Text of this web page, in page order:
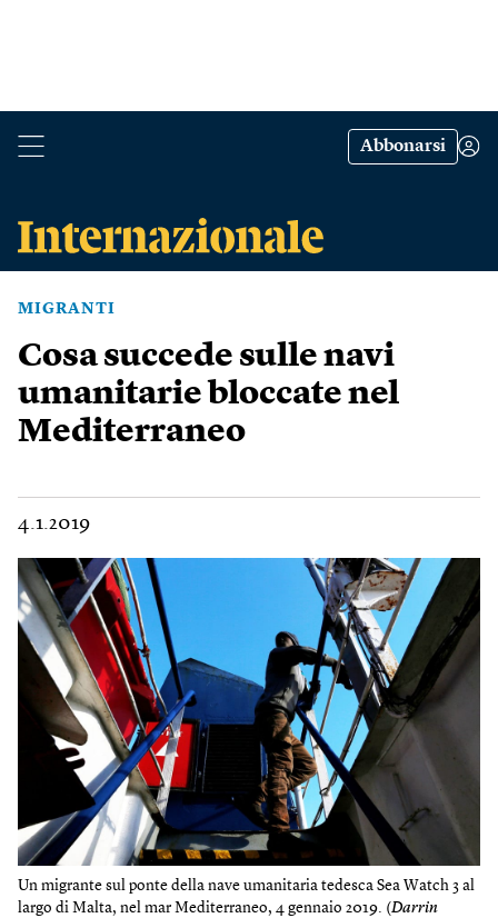
Abbonarsi
MIGRANTI
Cosa succede sulle navi
umanitarie bloccate nel
Mediterraneo
4.1.2019
Un migrante sul ponte della nave umanitaria tedesca Sea Watch 3 al
largo di Malta, nel mar Mediterraneo, 4 gennaio 2019. (Darrin